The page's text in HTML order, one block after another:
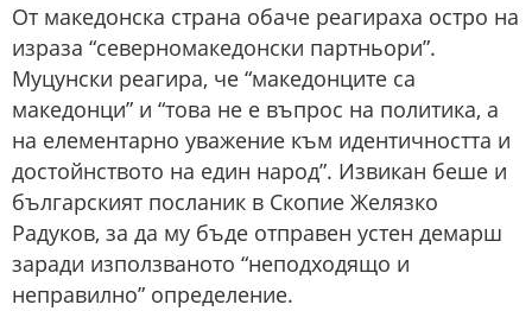
От македонска страна обаче реагираха остро на
израза “северномакедонски партньори”.
Муцунски реагира, че “македонците са
македонци” и “това не е въпрос на политика, а
на елементарно уважение към идентичността и
достойнството на един народ”. Извикан беше и
българският посланик в Скопие Желязко
Радуков, за да му бъде отправен устен демарш
заради използваното “неподходящо и
неправилно” определение.